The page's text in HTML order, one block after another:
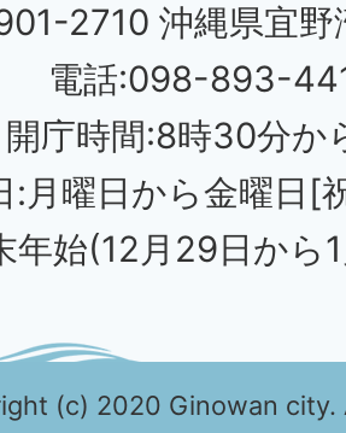
2710 沖縄県宜野
電話:098-893-
開庁時間:8時30分か
:月曜日から金曜日[
年始(12月29日から
(c) 2020 Ginowan city.